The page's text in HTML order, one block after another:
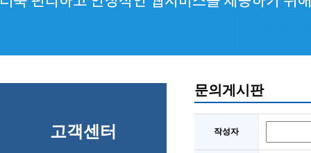
고객센터
문의게시판
작성자